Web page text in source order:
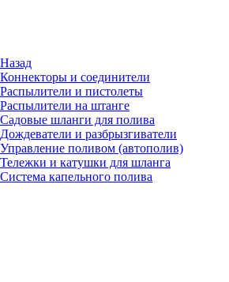
Назад
Коннекторы и соединители
Распылители и пистолеты
Распылители на штанге
Садовые шланги для полива
Дождеватели и разбрызгиватели
Управление поливом (автополив)
Тележки и катушки для шланга
Система капельного полива